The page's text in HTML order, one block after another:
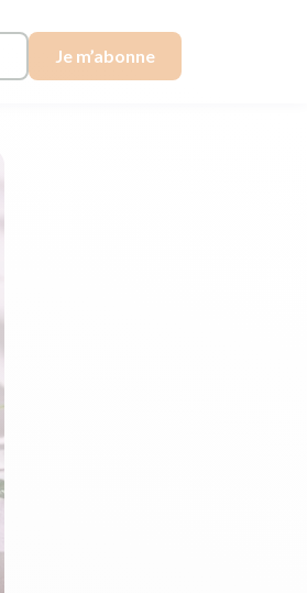
Je m’abonne